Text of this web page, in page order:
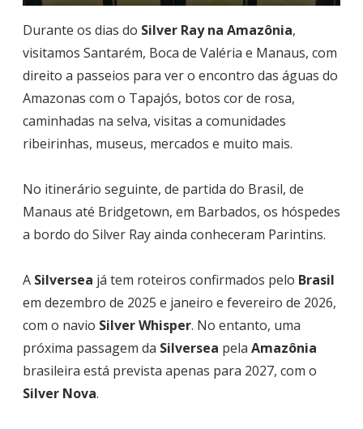
Durante os dias do Silver Ray na Amazônia,
visitamos Santarém, Boca de Valéria e Manaus, com
direito a passeios para ver o encontro das águas do
Amazonas com o Tapajós, botos cor de rosa,
caminhadas na selva, visitas a comunidades
ribeirinhas, museus, mercados e muito mais.
No itinerário seguinte, de partida do Brasil, de
Manaus até Bridgetown, em Barbados, os hóspedes
a bordo do Silver Ray ainda conheceram Parintins.
A Silversea já tem roteiros confirmados pelo Brasil
em dezembro de 2025 e janeiro e fevereiro de 2026,
com o navio Silver Whisper. No entanto, uma
próxima passagem da Silversea pela Amazônia
brasileira está prevista apenas para 2027, com o
Silver Nova.